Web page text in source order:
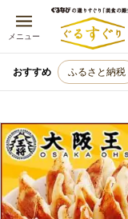
メニュー
おすすめ ふるさと納税